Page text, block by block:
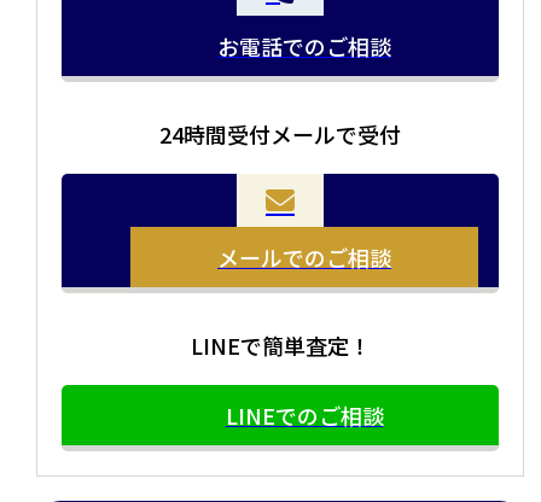
お電話でのご相談
24時間受付メールで受付
メールでのご相談
LINEで簡単査定！
LINEでのご相談